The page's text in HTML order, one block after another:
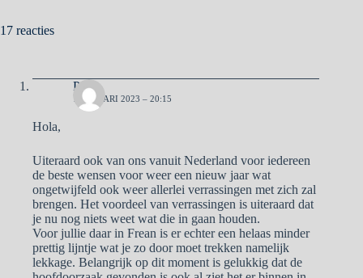
17 reacties
Pa
1 JANUARI 2023 – 20:15
Hola,
Uiteraard ook van ons vanuit Nederland voor iedereen
de beste wensen voor weer een nieuw jaar wat
ongetwijfeld ook weer allerlei verrassingen met zich zal
brengen. Het voordeel van verrassingen is uiteraard dat
je nu nog niets weet wat die in gaan houden.
Voor jullie daar in Frean is er echter een helaas minder
prettig lijntje wat je zo door moet trekken namelijk
lekkage. Belangrijk op dit moment is gelukkig dat de